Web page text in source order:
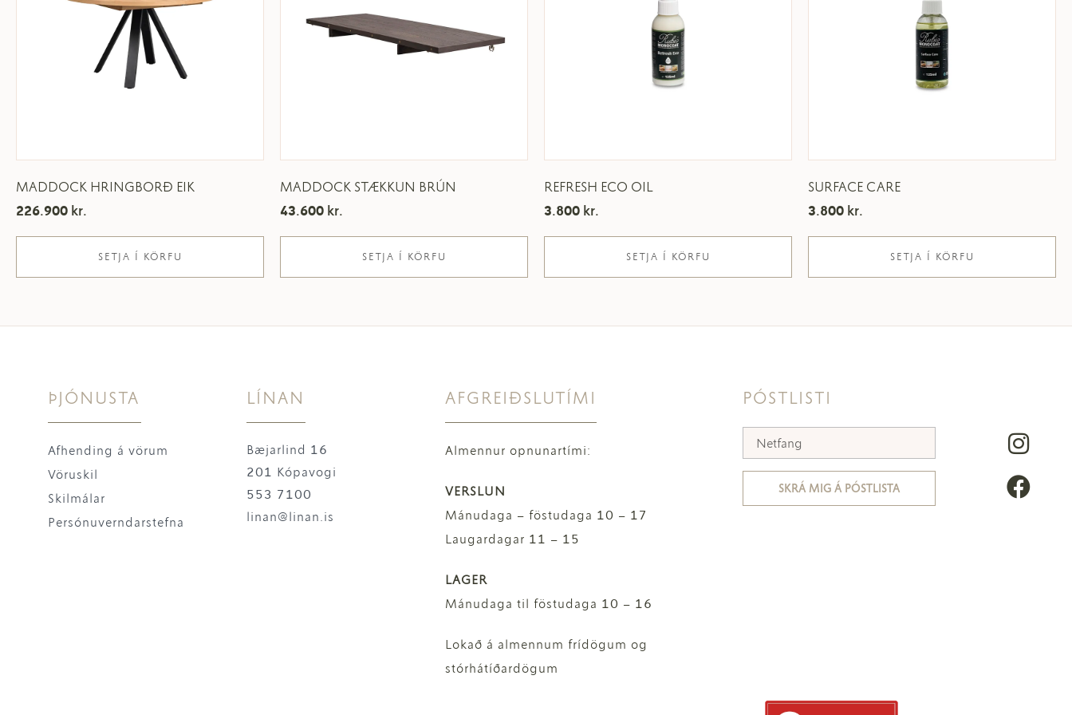
MADDOCK HRINGBORÐ EIK
226.900 kr.
SETJA Í KÖRFU
MADDOCK STÆKKUN BRÚN
43.600 kr.
SETJA Í KÖRFU
REFRESH ECO OIL
3.800 kr.
SETJA Í KÖRFU
SURFACE CARE
3.800 kr.
SETJA Í KÖRFU
ÞJÓNUSTA
Afhending á vörum
Vöruskil
Skilmálar
Persónuverndarstefna
LÍNAN
Bæjarlind 16
201 Kópavogi
553 7100
linan@linan.is
AFGREIÐSLUTÍMI
Almennur opnunartími:
VERSLUN
Mánudaga – föstudaga 10 – 17
Laugardagar 11 – 15
LAGER
Mánudaga til föstudaga 10 – 16
Lokað á almennum frídögum og
stórhátíðardögum
PÓSTLISTI
SKRÁ MIG Á PÓSTLISTA